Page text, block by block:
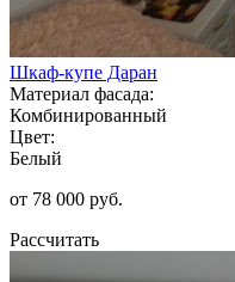
Шкаф-купе Даран
Материал фасада:
Комбинированный
Цвет:
Белый
от 78 000 руб.
Рассчитать